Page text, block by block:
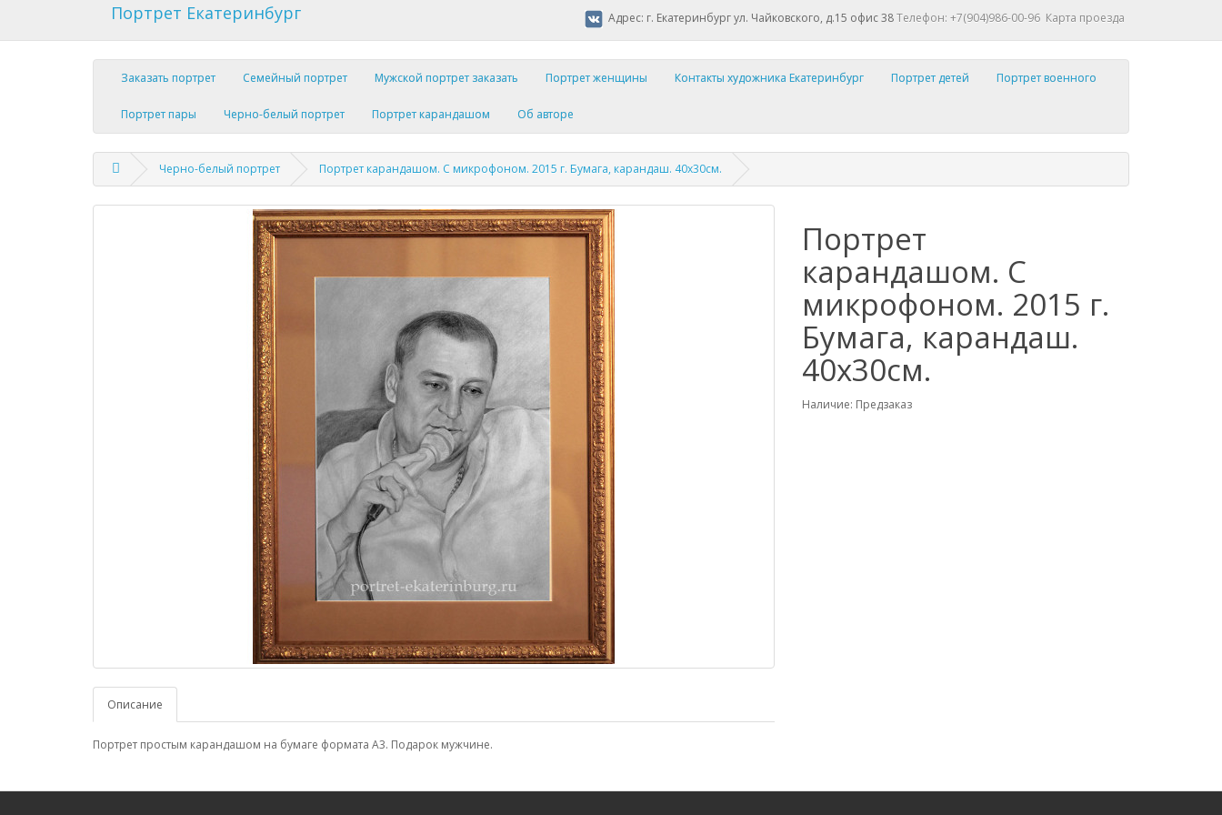
Портрет Екатеринбург Адрес: г. Екатеринбург ул. Чайковского, д.15 офис 38Телефон: +7(904)986-00-96 Карта проезда
Заказать портрет Семейный портрет Мужской портрет заказать Портрет женщины Контакты художника Екатеринбург Портрет детей Портрет военного
Портрет пары Черно-белый портрет Портрет карандашом Об авторе
Черно-белый портрет Портрет карандашом. С микрофоном. 2015 г. Бумага, карандаш. 40х30см.
Описание
Портрет простым карандашом на бумаге формата А3. Подарок мужчине.
Портрет
карандашом. С
микрофоном. 2015 г.
Бумага, карандаш.
40х30см.
Наличие: Предзаказ